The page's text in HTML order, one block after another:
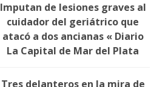
Imputan de lesiones graves al
cuidador del geriátrico que
atacó a dos ancianas « Diario
La Capital de Mar del Plata
Tres delanteros en la mira de